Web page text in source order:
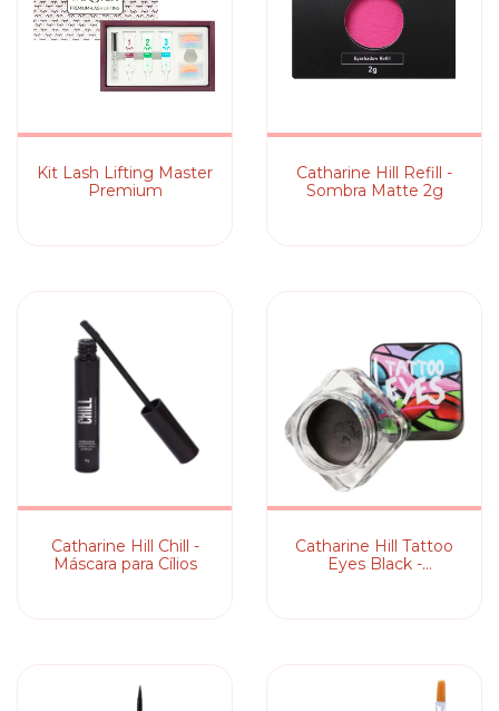
Kit Lash Lifting Master
Premium
Catharine Hill Refill -
Sombra Matte 2g
Catharine Hill Chill -
Máscara para Cílios
Catharine Hill Tattoo
Eyes Black -